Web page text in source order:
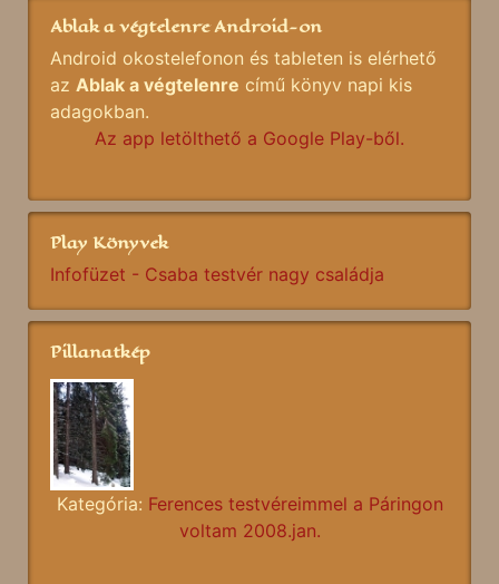
Ablak a végtelenre Android-on
Android okostelefonon és tableten is elérhető
az Ablak a végtelenre című könyv napi kis
adagokban.
Az app letölthető a Google Play-ből.
Play Könyvek
Infofüzet - Csaba testvér nagy családja
Pillanatkép
Kategória: Ferences testvéreimmel a Páringon
voltam 2008.jan.